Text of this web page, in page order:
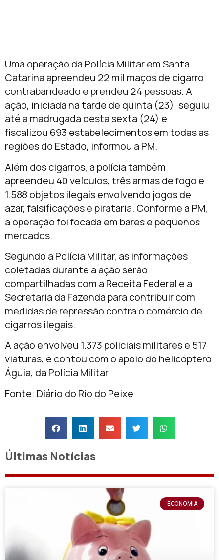
Uma operação da Polícia Militar em Santa
Catarina apreendeu 22 mil maços de cigarro
contrabandeado e prendeu 24 pessoas. A
ação, iniciada na tarde de quinta (23), seguiu
até a madrugada desta sexta (24) e
fiscalizou 693 estabelecimentos em todas as
regiões do Estado, informou a PM.
Além dos cigarros, a polícia também
apreendeu 40 veículos, três armas de fogo e
1.588 objetos ilegais envolvendo jogos de
azar, falsificações e pirataria. Conforme a PM,
a operação foi focada em bares e pequenos
mercados.
Segundo a Polícia Militar, as informações
coletadas durante a ação serão
compartilhadas com a Receita Federal e a
Secretaria da Fazenda para contribuir com
medidas de repressão contra o comércio de
cigarros ilegais.
A ação envolveu 1.373 policiais militares e 517
viaturas, e contou com o apoio do helicóptero
Águia, da Polícia Militar.
Fonte: Diário do Rio do Peixe
Últimas Notícias
ECONOMIA